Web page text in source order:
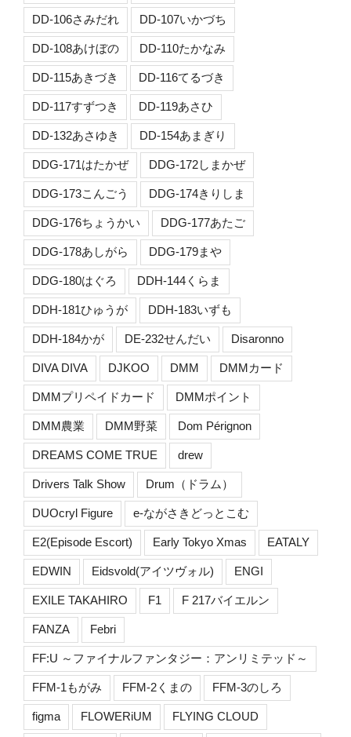
DD-106さみだれ DD-107いかづち
DD-108あけぼの DD-110たかなみ
DD-115あきづき DD-116てるづき
DD-117すずつき DD-119あさひ
DD-132あさゆき DD-154あまぎり
DDG-171はたかぜ DDG-172しまかぜ
DDG-173こんごう DDG-174きりしま
DDG-176ちょうかい DDG-177あたご
DDG-178あしがら DDG-179まや
DDG-180はぐろ DDH-144くらま
DDH-181ひゅうが DDH-183いずも
DDH-184かが DE-232せんだい Disaronno
DIVA DIVA DJKOO DMM DMMカード
DMMプリペイドカード DMMポイント
DMM農業 DMM野菜 Dom Pérignon
DREAMS COME TRUE drew
Drivers Talk Show Drum（ドラム）
DUOcryl Figure e-ながさきどっとこむ
E2(Episode Escort) Early Tokyo Xmas EATALY
EDWIN Eidsvold(アイツヴォル) ENGI
EXILE TAKAHIRO F1 F 217バイエルン
FANZA Febri
FF:U ～ファイナルファンタジー：アンリミテッド～
FFM-1もがみ FFM-2くまの FFM-3のしろ
figma FLOWERiUM FLYING CLOUD